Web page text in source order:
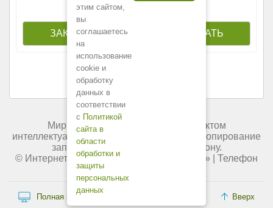
Мир мебели России является объектом
интеллектуальной собственности. Любое копирование
запрещено и преследуется по закону.
© Интернет-магазин « Мир мебели России
» | Телефон
+7 (495) 227-84-45.
этим сайтом,
вы
соглашаетесь
на
использование
cookie и
обработку
данных в
соответствии
с Политикой
сайта в
области
обработки и
защиты
персональных
данных
Вверх
Полная версия сайта